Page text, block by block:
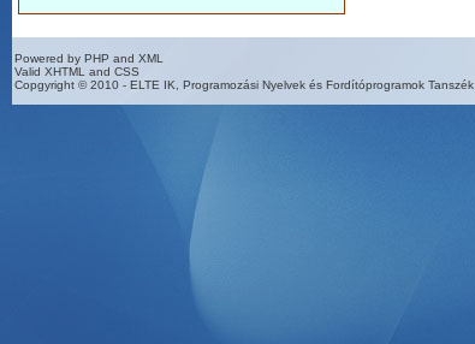
Powered by PHP and XML
Valid XHTML and CSS
Copgyright © 2010 - ELTE IK, Programozási Nyelvek és Fordítóprogramok Tanszék